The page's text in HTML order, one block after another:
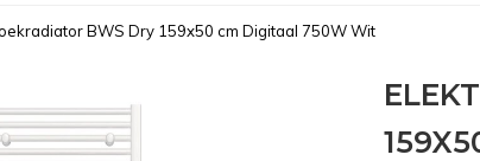
BWS Dry 159x50 cm Digitaal 750W Wit